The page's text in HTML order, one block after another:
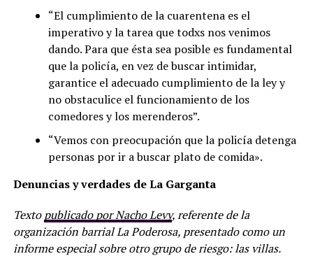
“El cumplimiento de la cuarentena es el
imperativo y la tarea que todxs nos venimos
dando. Para que ésta sea posible es fundamental
que la policía, en vez de buscar intimidar,
garantice el adecuado cumplimiento de la ley y
no obstaculice el funcionamiento de los
comedores y los merenderos”.
“Vemos con preocupación que la policía detenga
personas por ir a buscar plato de comida».
Denuncias y verdades de La Garganta
Textopublicado por Nacho Levy, referente de la
organización barrial La Poderosa, presentado como un
informe especial sobre otro grupo de riesgo: las villas.